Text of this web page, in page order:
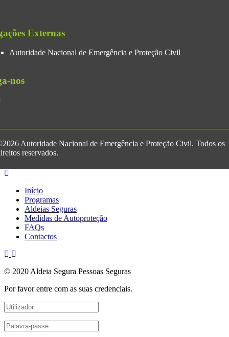
Externas
Autoridade Nacional de Emergência e Proteção Civil
nos
Autoridade Nacional de Emergência e Proteção Civil. Todos os
reservados.
Início
Programas
Aldeias Seguras
Medidas de Autoproteção
FAQs
Contactos
© 2020 Aldeia Segura Pessoas Seguras
Por favor entre com as suas credenciais.